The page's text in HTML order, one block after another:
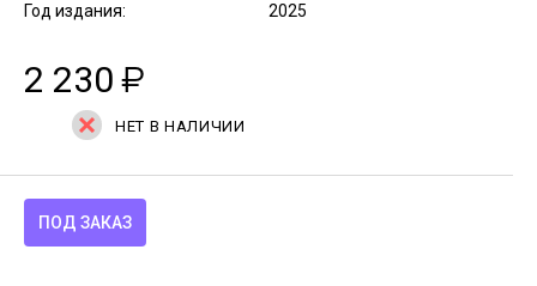
Год издания:
2025
2 230 ₽
НЕТ В НАЛИЧИИ
ПОД ЗАКАЗ